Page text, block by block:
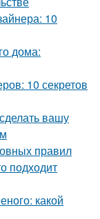
10
дома:
10 секретов
вашу
правил
подходит
какой